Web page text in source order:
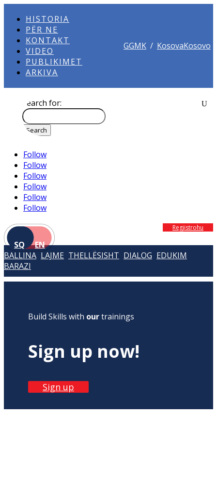
HISTORIA
PËR NE
KONTAKT
VIDEO
PUBLIKIMET
ARKIVA
GGMK / KosovaKosovo
Search for:
Follow
Follow
Follow
Follow
Follow
Follow
SQ EN
Regjistrohu
BALLINA LAJME THELLËSISHT DIALOG EDUKIM
BARAZI
Build Skills with ourtrainings
Sign up now!
Sign up